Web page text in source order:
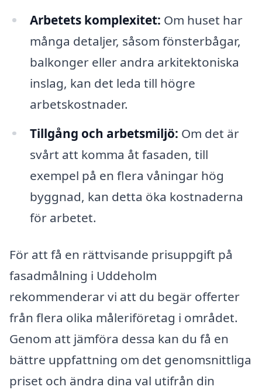
Arbetets komplexitet: Om huset har
många detaljer, såsom fönsterbågar,
balkonger eller andra arkitektoniska
inslag, kan det leda till högre
arbetskostnader.
Tillgång och arbetsmiljö: Om det är
svårt att komma åt fasaden, till
exempel på en flera våningar hög
byggnad, kan detta öka kostnaderna
för arbetet.
För att få en rättvisande prisuppgift på
fasadmålning i Uddeholm
rekommenderar vi att du begär offerter
från flera olika måleriföretag i området.
Genom att jämföra dessa kan du få en
bättre uppfattning om det genomsnittliga
priset och ändra dina val utifrån din